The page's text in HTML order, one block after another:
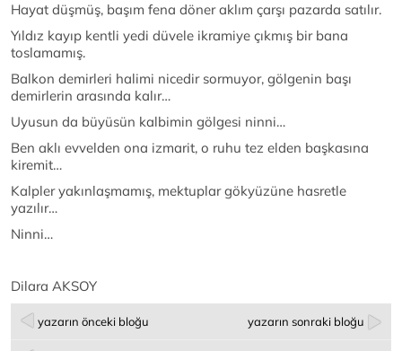
Hayat düşmüş, başım fena döner aklım çarşı pazarda satılır.
Yıldız kayıp kentli yedi düvele ikramiye çıkmış bir bana
toslamamış.
Balkon demirleri halimi nicedir sormuyor, gölgenin başı
demirlerin arasında kalır…
Uyusun da büyüsün kalbimin gölgesi ninni…
Ben aklı evvelden ona izmarit, o ruhu tez elden başkasına
kiremit…
Kalpler yakınlaşmamış, mektuplar gökyüzüne hasretle
yazılır…
Ninni…
Dilara AKSOY
yazarın önceki bloğu yazarın sonraki bloğu